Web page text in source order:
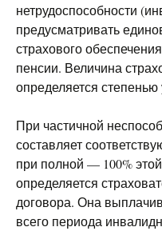
нетрудоспособности
предусматривать
страхового
пенсии. Величина
определяется степенью
При частичной
составляет
при полной — 100%
определяется
договора. Она
всего периода